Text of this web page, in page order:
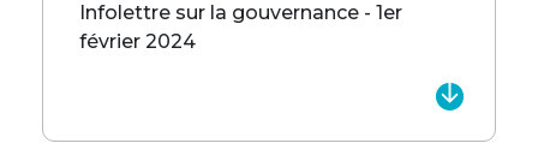
Infolettre sur la gouvernance - 1er
février 2024